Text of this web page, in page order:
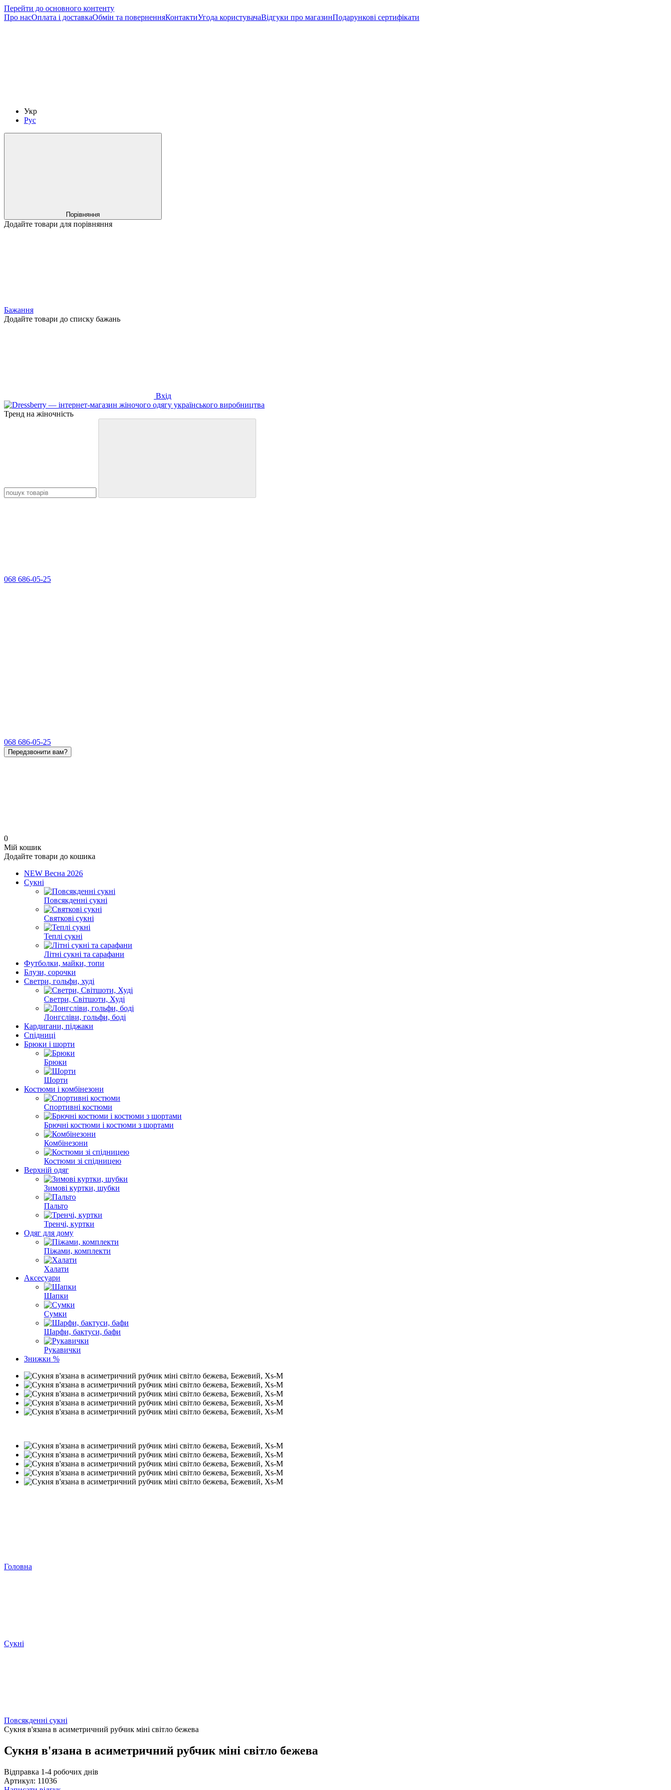
Перейти до основного контенту
Про насОплата і доставкаОбмін та поверненняКонтактиУгода користувачаВідгуки про магазинПодарункові сертифікати
Укр
Рус
Порівняння
Додайте товари для порівняння
Бажання
Додайте товари до списку бажань
Вхід
Тренд на жіночність
068 686-05-25
068 686-05-25
Передзвонити вам?
0
Мій кошик
Додайте товари до кошика
NEW Весна 2026
Сукні
Повсякденні сукні
Святкові сукні
Теплі сукні
Літні сукні та сарафани
Футболки, майки, топи
Блузи, сорочки
Светри, гольфи, худі
Светри, Світшоти, Худі
Лонгсліви, гольфи, боді
Кардигани, піджаки
Спідниці
Брюки і шорти
Брюки
Шорти
Костюми і комбінезони
Спортивні костюми
Брючні костюми і костюми з шортами
Комбінезони
Костюми зі спідницею
Верхній одяг
Зимові куртки, шубки
Пальто
Тренчі, куртки
Одяг для дому
Піжами, комплекти
Халати
Аксесуари
Шапки
Сумки
Шарфи, бактуси, бафи
Рукавички
Знижки %
Головна
Сукні
Повсякденні сукні
Сукня в'язана в асиметричний рубчик міні світло бежева
Сукня в'язана в асиметричний рубчик міні світло бежева
Відправка 1-4 робочих днів
Артикул: 11036